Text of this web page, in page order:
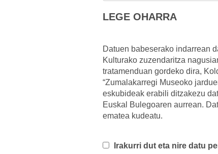
LEGE OHARRA
Datuen babeserako indarrean
Kulturako zuzendaritza
tratamenduan gordeko dira,
“Zumalakarregi Museoko
eskubideak erabili ditzakezu
Euskal Bulegoaren aurrean.
ematea kudeatu.
Irakurri dut eta nire datu